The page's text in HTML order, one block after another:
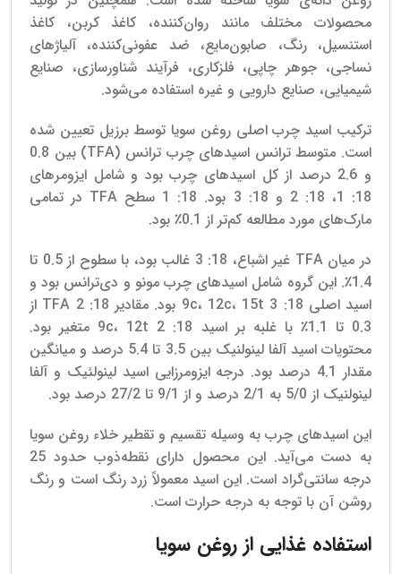
محصولات مختلف مانند روان‌کننده، کاغذ کربن، کاغذ
استنسیل، رنگ، صابون‌مایع، ضد عفونی‌کننده، آلیاژهای
نساجی، جوهر چاپی، فلزکاری، فرآیند شناورسازی، صنایع
شیمیایی، صنایع دارویی و غیره استفاده می‌شود.
ترکیب اسید چرب اصلی روغن سویا توسط برزیل تعیین شده
است. متوسط ​​ترانس اسیدهای چرب ترانس (TFA) بین 0.8
و 2.6 درصد از کل اسیدهای چرب بود و شامل ایزومرهای
18: 1، 18: 2 و 18: 3 بود. 18: 1 سطح TFA در تمامی
مارک‌های مورد مطالعه کم‌تر از 0.1٪ بود.
در میان TFA غیر اشباع، 18: 3 غالب بود، با سطوح از 0.5 تا
1.4٪. این گروه شامل اسیدهای چرب مونو و دی‌ترانس بود و
اسید اصلی 18: 3 9c، 12c، 15t بود. مقادیر 18: 2 TFA از
0.3 تا 1.1٪ با غلبه بر اسید 18: 2 9c، 12t متغیر بود.
محتویات اسید آلفا لینولنیک بین 3.5 تا 5.4 درصد و میانگین
مقدار 4.1 درصد بود. درجه ایزومرزایی اسید لینولئیک و آلفا
لینولنیک از 5/0 به 2/1 درصد و از 9/1 تا 27/2 درصد بود.
این اسیدهای چرب به وسیله تقسیم و تقطیر خلاء روغن سویا
به دست می‌آید. این محصول دارای نقطه‌ذوب حدود 25
درجه سانتی‌گراد است. این اسید معمولاً زرد رنگ است و رنگ
روشن آن با توجه به درجه حرارت است.
استفاده غذایی از روغن سویا